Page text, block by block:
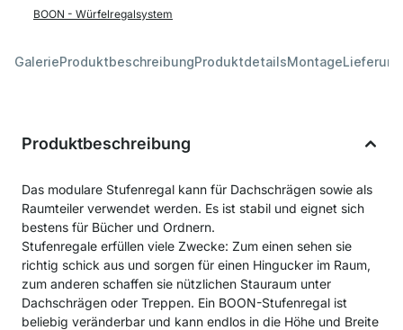
BOON - Würfelregalsystem
GalerieProduktbeschreibungProduktdetailsMontage
Produktbeschreibung
Das modulare Stufenregal kann für Dachschrägen sowie als
Raumteiler verwendet werden. Es ist stabil und eignet sich
bestens für Bücher und Ordnern.
Stufenregale erfüllen viele Zwecke: Zum einen sehen sie
richtig schick aus und sorgen für einen Hingucker im Raum,
zum anderen schaffen sie nützlichen Stauraum unter
Dachschrägen oder Treppen. Ein BOON-Stufenregal ist
beliebig veränderbar und kann endlos in die Höhe und Breite